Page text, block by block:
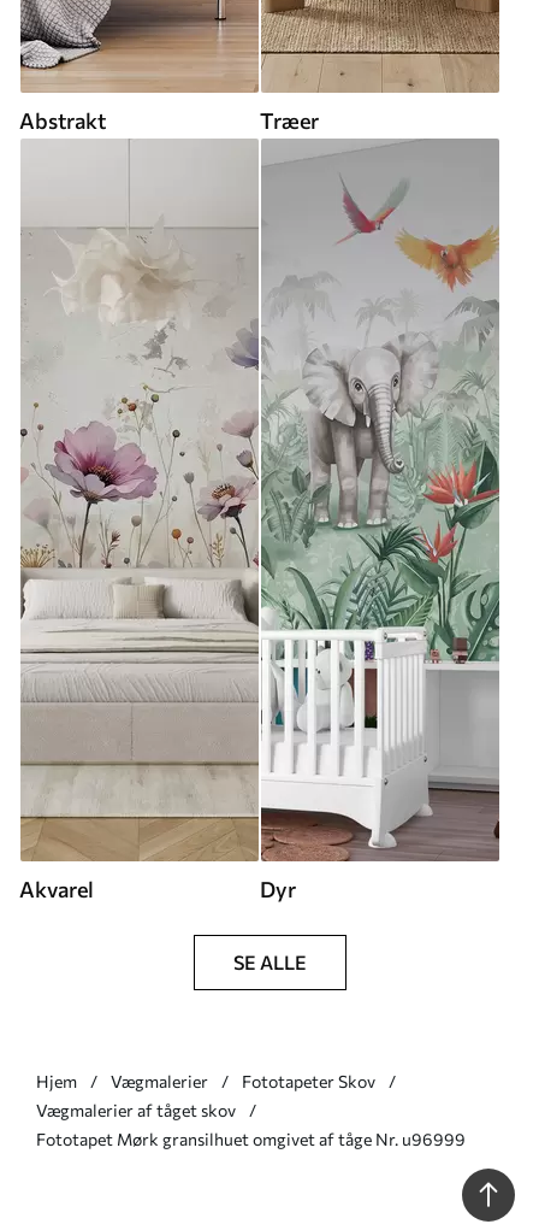
Abstrakt Træer
Akvarel Dyr
SE ALLE
Hjem Vægmalerier
Fototapeter Skov
Vægmalerier af tåget skov
Fototapet Mørk gransilhuet omgivet af tåge Nr. u96999